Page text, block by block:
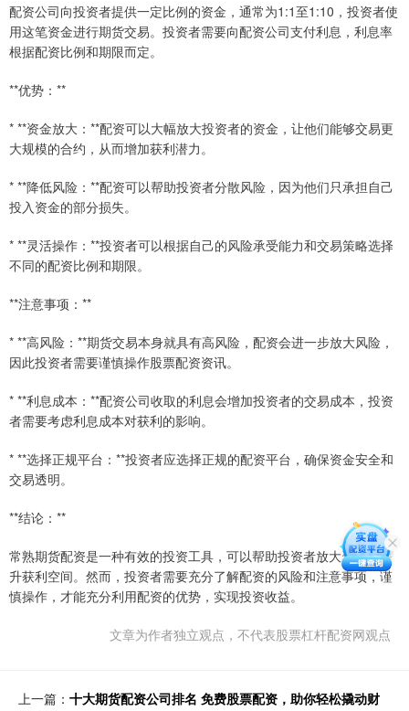
配资公司向投资者提供一定比例的资金，通常为1:1至1:10，投资者使
用这笔资金进行期货交易。投资者需要向配资公司支付利息，利息率
根据配资比例和期限而定。
**优势：**
* **资金放大：**配资可以大幅放大投资者的资金，让他们能够交易更
大规模的合约，从而增加获利潜力。
* **降低风险：**配资可以帮助投资者分散风险，因为他们只承担自己
投入资金的部分损失。
* **灵活操作：**投资者可以根据自己的风险承受能力和交易策略选择
不同的配资比例和期限。
**注意事项：**
* **高风险：**期货交易本身就具有高风险，配资会进一步放大风险，
因此投资者需要谨慎操作股票配资资讯。
* **利息成本：**配资公司收取的利息会增加投资者的交易成本，投资
者需要考虑利息成本对获利的影响。
* **选择正规平台：**投资者应选择正规的配资平台，确保资金安全和
交易透明。
**结论：**
常熟期货配资是一种有效的投资工具，可以帮助投资者放大资金，提
升获利空间。然而，投资者需要充分了解配资的风险和注意事项，谨
慎操作，才能充分利用配资的优势，实现投资收益。
文章为作者独立观点，不代表股票杠杆配资网观点
上一篇： 十大期货配资公司排名 免费股票配资，助你轻松撬动财